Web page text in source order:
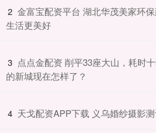
2 金富宝配资平台 湖北华茂美家环
生活更美好
3 点点金配资 削平33座大山，耗时
的新城现在怎样了？
4 天戈配资APP下载 义乌婚纱摄影